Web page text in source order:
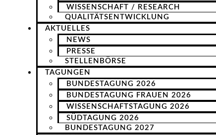
WISSENSCHAFT / RESEARCH
QUALITÄTSENTWICKLUNG
AKTUELLES
NEWS
PRESSE
STELLENBÖRSE
TAGUNGEN
BUNDESTAGUNG 2026
BUNDESTAGUNG FRAUEN 2026
WISSENSCHAFTSTAGUNG 2026
SÜDTAGUNG 2026
BUNDESTAGUNG 2027